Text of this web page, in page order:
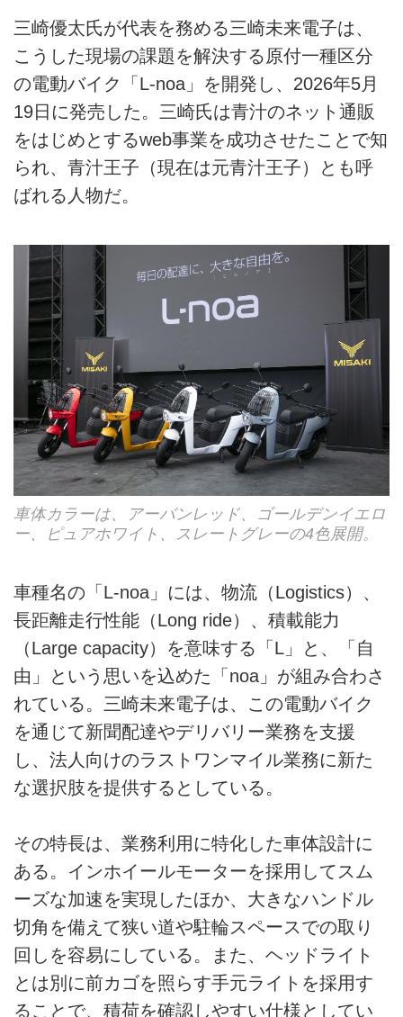
運営会社
利用規約
プライバシーポリシー
ライター名簿
広告掲載について
三崎優太氏が代表を務める三崎未来電子は、
こうした現場の課題を解決する原付一種区分
の電動バイク「L-noa」を開発し、2026年5月
19日に発売した。三崎氏は青汁のネット通販
をはじめとするweb事業を成功させたことで知
られ、青汁王子（現在は元青汁王子）とも呼
ばれる人物だ。
車体カラーは、アーバンレッド、ゴールデンイエロ
ー、ピュアホワイト、スレートグレーの4色展開。
車種名の「L-noa」には、物流（Logistics）、
長距離走行性能（Long ride）、積載能力
（Large capacity）を意味する「L」と、「自
由」という思いを込めた「noa」が組み合わさ
れている。三崎未来電子は、この電動バイク
を通じて新聞配達やデリバリー業務を支援
し、法人向けのラストワンマイル業務に新た
な選択肢を提供するとしている。
その特長は、業務利用に特化した車体設計に
ある。インホイールモーターを採用してスム
ーズな加速を実現したほか、大きなハンドル
切角を備えて狭い道や駐輪スペースでの取り
回しを容易にしている。また、ヘッドライト
とは別に前カゴを照らす手元ライトを採用す
ることで、積荷を確認しやすい仕様としてい